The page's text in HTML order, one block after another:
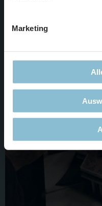
Marketing
Danach wurde das
abgedeckt, damit unser
arbeiten kann, ohne das